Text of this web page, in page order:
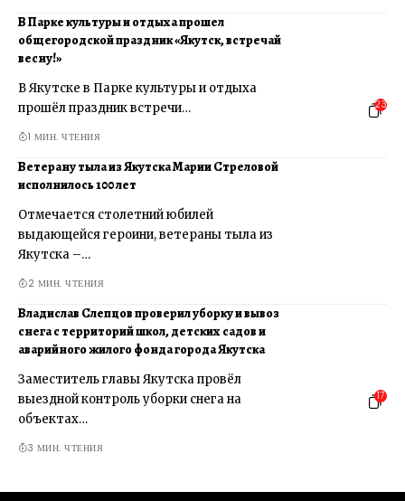
23
В Парке культуры и отдыха прошел
общегородской праздник «Якутск, встречай
весну!»
В Якутске в Парке культуры и отдыха
прошёл праздник встречи…
1 МИН. ЧТЕНИЯ
Ветерану тыла из Якутска Марии Стреловой
исполнилось 100 лет
Отмечается столетний юбилей
выдающейся героини, ветераны тыла из
Якутска –…
2 МИН. ЧТЕНИЯ
17
Владислав Слепцов проверил уборку и вывоз
снега с территорий школ, детских садов и
аварийного жилого фонда города Якутска
Заместитель главы Якутска провёл
выездной контроль уборки снега на
объектах…
3 МИН. ЧТЕНИЯ